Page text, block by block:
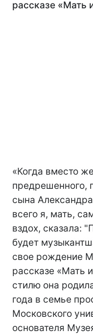
рассказе «Мать
«Когда вместо
предрешенного,
сына
всего я, мать,
вздох, сказала:
будет
свое рождение
рассказе «Мать
стилю она
года в семье
Московского
основателя